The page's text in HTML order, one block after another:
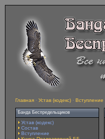
Главная · Устав (кодекс) · Вступление
Банда Беспредельщиков
Устав (кодекс)
Состав
Вступление